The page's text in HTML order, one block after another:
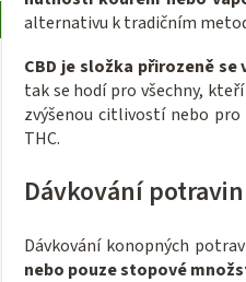
alternativu k tradičním
CBD je složka přirozeně
tak se hodí pro všechny,
zvýšenou citlivostí nebo
THC.
Dávkování
Dávkování konopných
nebo pouze stopové